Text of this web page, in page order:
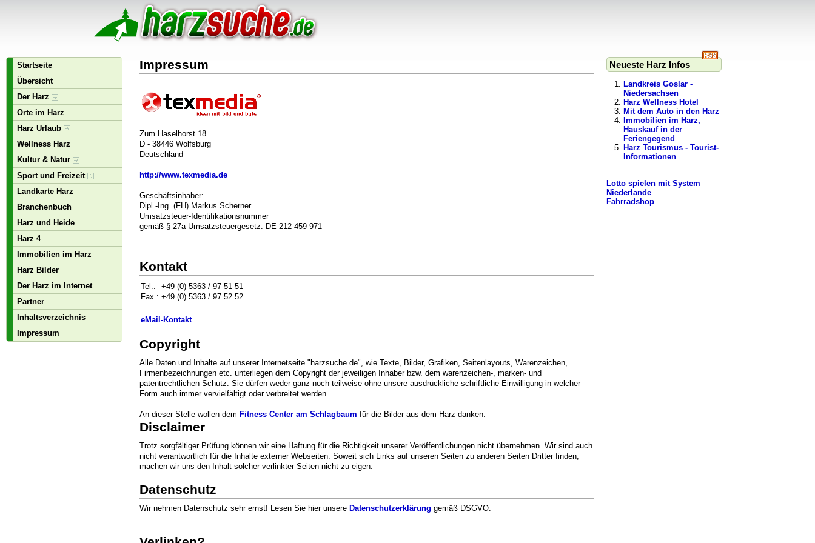
Startseite
Übersicht
Der Harz
Orte im Harz
Harz Urlaub
Wellness Harz
Kultur & Natur
Sport und Freizeit
Landkarte Harz
Branchenbuch
Harz und Heide
Harz 4
Immobilien im Harz
Harz Bilder
Der Harz im Internet
Partner
Inhaltsverzeichnis
Impressum
Neueste Harz Infos
Landkreis Goslar -
Niedersachsen
Harz Wellness Hotel
Mit dem Auto in den Harz
Immobilien im Harz,
Hauskauf in der
Feriengegend
Harz Tourismus - Tourist-
Informationen
Lotto spielen mit System
Niederlande
Fahrradshop
Impressum
Zum Haselhorst 18
D - 38446 Wolfsburg
Deutschland
http://www.texmedia.de
Geschäftsinhaber:
Dipl.-Ing. (FH) Markus Scherner
Umsatzsteuer-Identifikationsnummer
gemäß § 27a Umsatzsteuergesetz: DE 212 459 971
Kontakt
Tel.:
Fax.:
+49 (0) 5363 / 97 51 51
+49 (0) 5363 / 97 52 52
eMail-Kontakt
Copyright
Alle Daten und Inhalte auf unserer Internetseite "harzsuche.de", wie Texte, Bilder, Grafiken, Seitenlayouts, Warenzeichen,
Firmenbezeichnungen etc. unterliegen dem Copyright der jeweiligen Inhaber bzw. dem warenzeichen-, marken- und
patentrechtlichen Schutz. Sie dürfen weder ganz noch teilweise ohne unsere ausdrückliche schriftliche Einwilligung in welcher
Form auch immer vervielfältigt oder verbreitet werden.
An dieser Stelle wollen dem Fitness Center am Schlagbaum für die Bilder aus dem Harz danken.
Disclaimer
Trotz sorgfältiger Prüfung können wir eine Haftung für die Richtigkeit unserer Veröffentlichungen nicht übernehmen. Wir sind auch
nicht verantwortlich für die Inhalte externer Webseiten. Soweit sich Links auf unseren Seiten zu anderen Seiten Dritter finden,
machen wir uns den Inhalt solcher verlinkter Seiten nicht zu eigen.
Datenschutz
Wir nehmen Datenschutz sehr ernst! Lesen Sie hier unsere Datenschutzerklärung gemäß DSGVO.